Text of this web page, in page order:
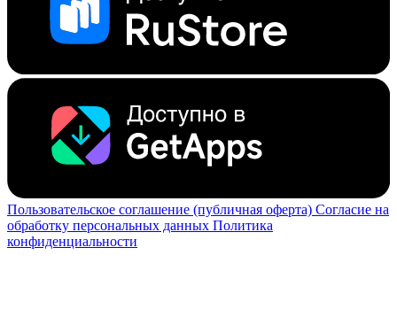
Пользовательское соглашение (публичная оферта) Согласие на
обработку персональных данных Политика
конфиденциальности